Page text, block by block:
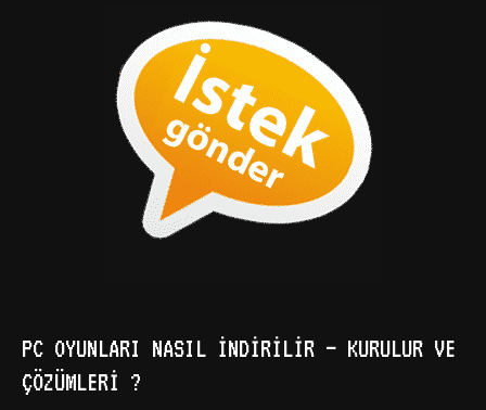
PC OYUNLARI NASIL İNDIRILIR – KURULUR VE
ÇÖZÜMLERI ?